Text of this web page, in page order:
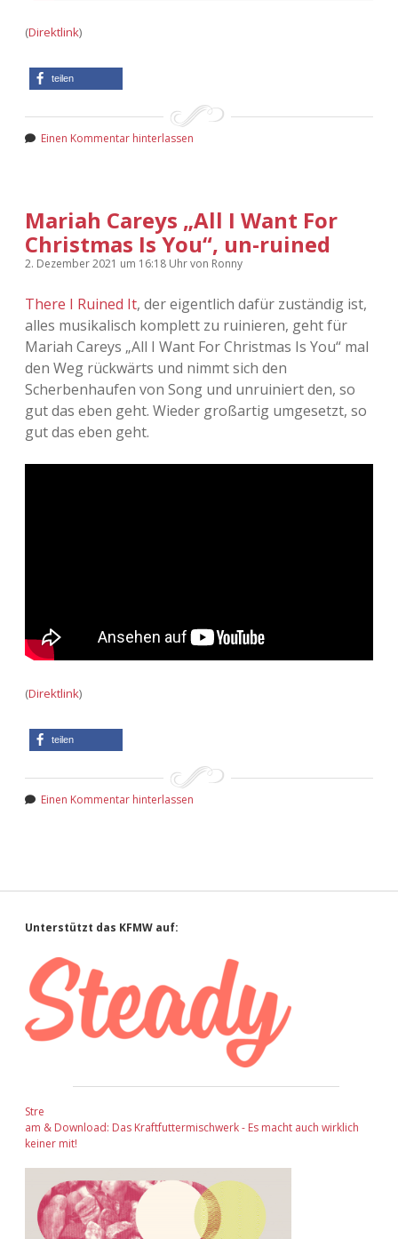
(Direktlink)
teilen
Einen Kommentar hinterlassen
Mariah Careys „All I Want For
Christmas Is You“, un-ruined
2. Dezember 2021 um 16:18 Uhrvon Ronny
There I Ruined It, der eigentlich dafür zuständig ist,
alles musikalisch komplett zu ruinieren, geht für
Mariah Careys „All I Want For Christmas Is You“ mal
den Weg rückwärts und nimmt sich den
Scherbenhaufen von Song und unruiniert den, so
gut das eben geht. Wieder großartig umgesetzt, so
gut das eben geht.
(Direktlink)
teilen
Einen Kommentar hinterlassen
Sidebar
Unterstützt das KFMW auf:
Stre
am & Download: Das Kraftfuttermischwerk - Es macht auch wirklich
keiner mit!